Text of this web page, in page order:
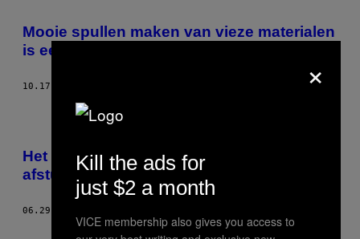
Mooie spullen maken van vieze materialen
is een trend
10.17.18
Het levenslustige design van de Fontys-
afstudeerders in Tilburg
06.29.18
×
Kill the ads for
just $2 a month
VICE membership also gives you access to